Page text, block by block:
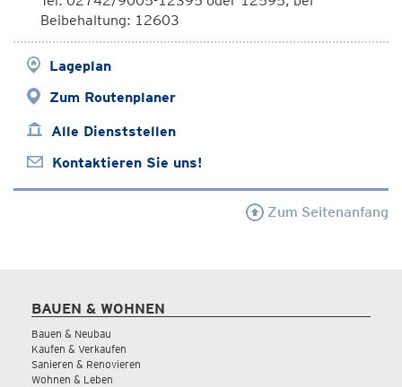
Beibehaltung: 12603
Lageplan
Zum Routenplaner
Alle Dienststellen
Kontaktieren Sie uns!
Zum Seitenanfang
BAUEN & WOHNEN
Bauen & Neubau
Kaufen & Verkaufen
Sanieren & Renovieren
Wohnen & Leben